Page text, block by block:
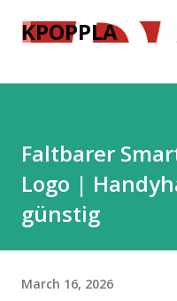
Skip
KPOPPLA
Faltbarer
Logo |
günstig
March 16, 2026